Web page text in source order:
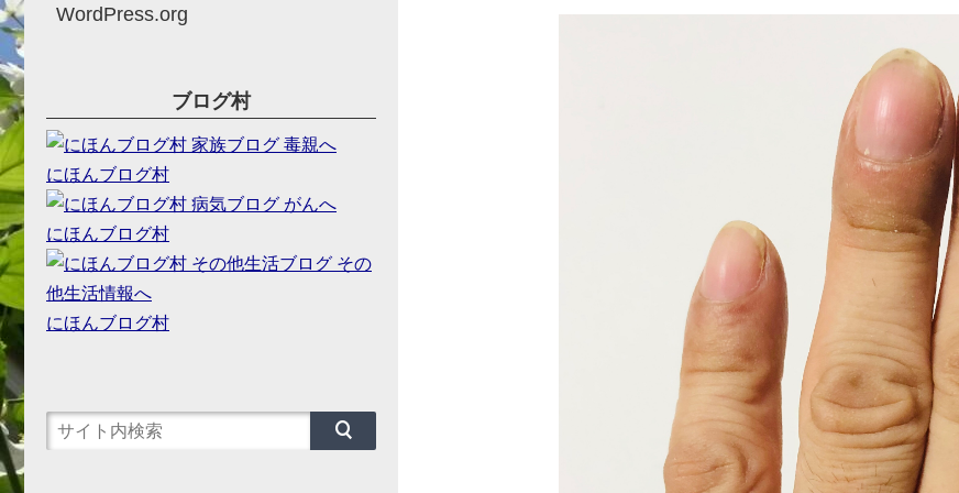
WordPress.org
ブログ村
にほんブログ村
にほんブログ村
にほんブログ村